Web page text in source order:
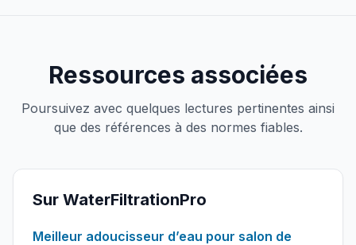
Ressources associées
Poursuivez avec quelques lectures pertinentes ainsi
que des références à des normes fiables.
Sur WaterFiltrationPro
Meilleur adoucisseur d’eau pour salon de